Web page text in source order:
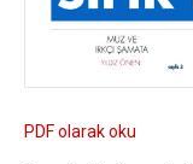
PDF olarak oku